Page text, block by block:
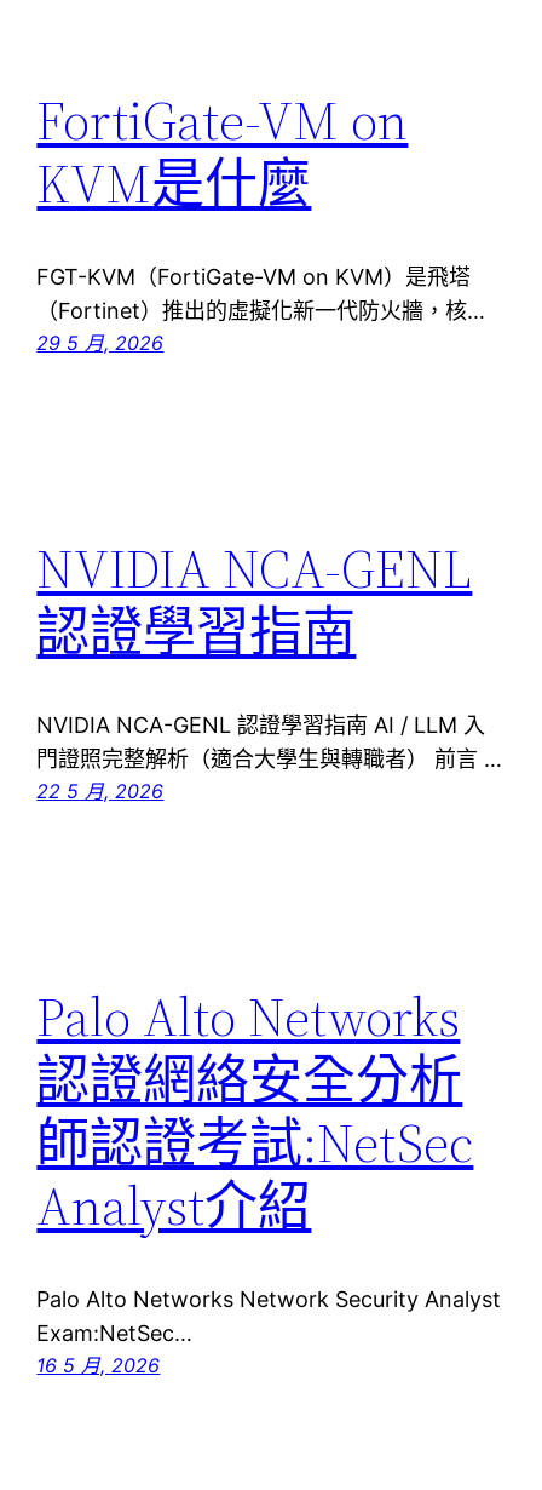
FortiGate-VM on
KVM是什麼
FGT-KVM（FortiGate-VM on KVM）是飛塔
（Fortinet）推出的虛擬化新一代防火牆，核…
29 5 月, 2026
NVIDIA NCA-GENL
認證學習指南
NVIDIA NCA-GENL 認證學習指南 AI / LLM 入
門證照完整解析（適合大學生與轉職者） 前言 …
22 5 月, 2026
Palo Alto Networks
認證網絡安全分析
師認證考試:NetSec
Analyst介紹
Palo Alto Networks Network Security Analyst
Exam:NetSec…
16 5 月, 2026